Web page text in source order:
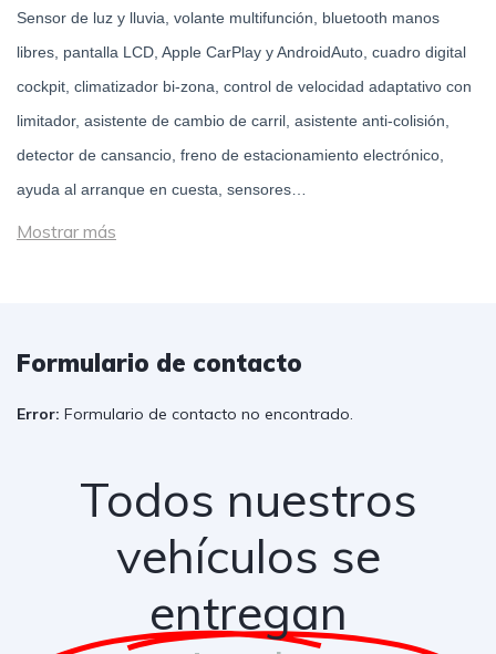
Sensor de luz y lluvia, volante multifunción, bluetooth manos
libres, pantalla LCD, Apple CarPlay y AndroidAuto, cuadro digital
cockpit, climatizador bi-zona, control de velocidad adaptativo con
limitador, asistente de cambio de carril, asistente anti-colisión,
detector de cansancio, freno de estacionamiento electrónico,
ayuda al arranque en cuesta, sensores…
Mostrar más
Formulario de contacto
Error: Formulario de contacto no encontrado.
Todos nuestros
vehículos se
entregan